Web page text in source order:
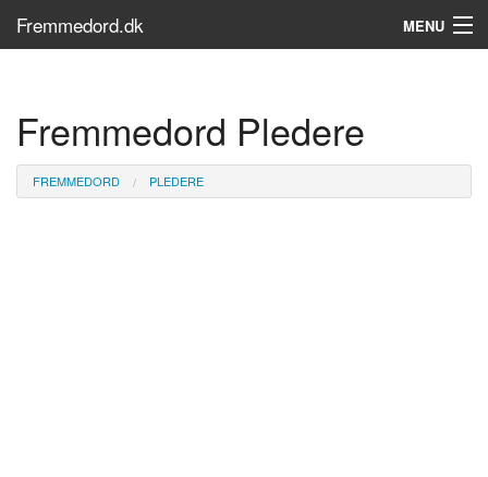
Fremmedord.dk MENU
Søg...
Find bøger
Fremmedord Pledere
FREMMEDORD PLEDERE